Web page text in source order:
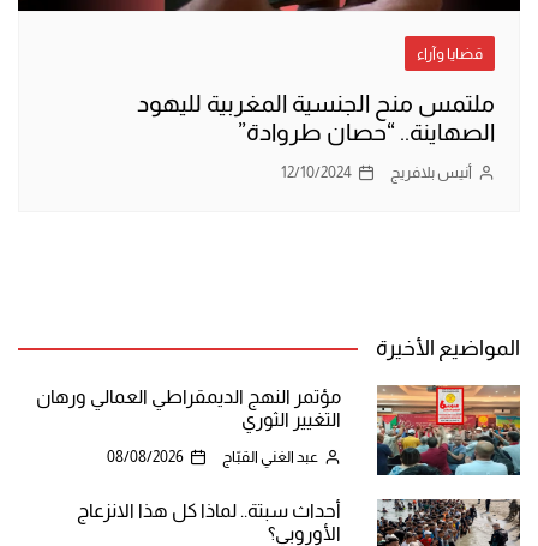
قضايا وآراء
ملتمس منح الجنسية المغربية لليهود
الصهاينة.. “حصان طروادة”
أنيس بلافريج 12/10/2024
المواضيع الأخيرة
مؤتمر النهج الديمقراطي العمالي ورهان
التغيير الثوري
عبد الغني القبّاج 08/08/2026
أحداث سبتة.. لماذا كل هذا الانزعاج
الأوروبي؟